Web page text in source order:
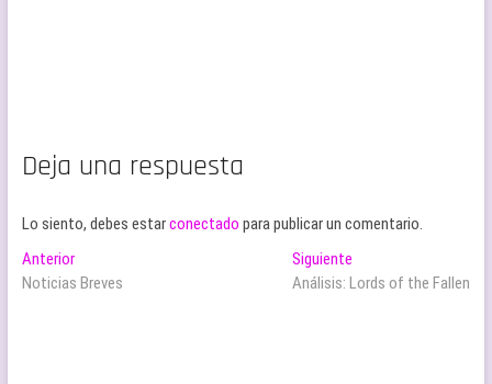
Deja una respuesta
Lo siento, debes estarconectado para publicar un comentario.
Navegación
de
AnteriorEntrada
anterior:
Noticias Breves
Siguiente
siguiente:
Análisis: Lords of the Fallen